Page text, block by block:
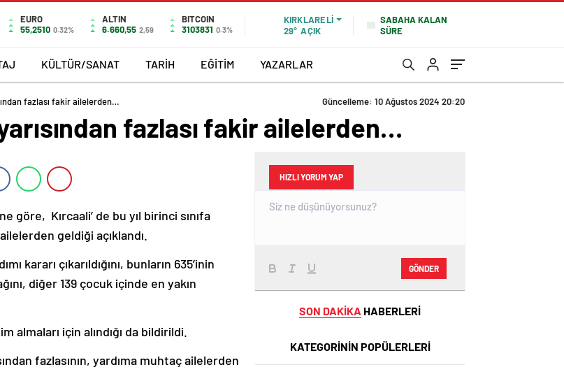
EURO
55,2510 0.32%
ALTIN
6.660,55 2,59
BITCOIN
3103831 0.3%
KIRKLARELI
29° AÇIK
SABAHA KALAN
SÜRE
KÜLTÜR/SANAT TARİH EĞİTİM YAZARLAR
fazlası fakir ailelerden… Güncelleme: 10 Ağustos 2024 20:20
fazlası fakir ailelerden…
göre, Kırcaali’ de bu yıl birinci sınıfa
geldiği açıklandı.
kararı çıkarıldığını, bunların 635’inin
diğer 139 çocuk içinde en yakın
almaları için alındığı da bildirildi.
fazlasının, yardıma muhtaç ailelerden
HIZLI YORUM YAP
GÖNDER
SON DAKİKA HABERLERİ
KATEGORİNİN POPÜLERLERİ